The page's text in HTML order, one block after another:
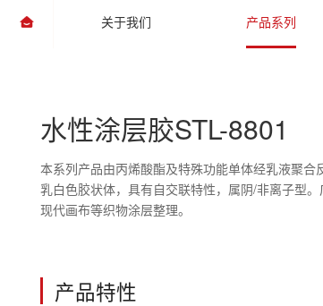
关于我们 产品系列
水性涂层胶STL-8801
本系列产品由丙烯酸酯及特殊功能单体经乳液聚
乳白色胶状体，具有自交联特性，属阴/非离子型
现代画布等织物涂层整理。
产品特性